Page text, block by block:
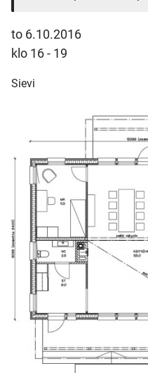
to 6.10.2016
klo 16 - 19
Sievi